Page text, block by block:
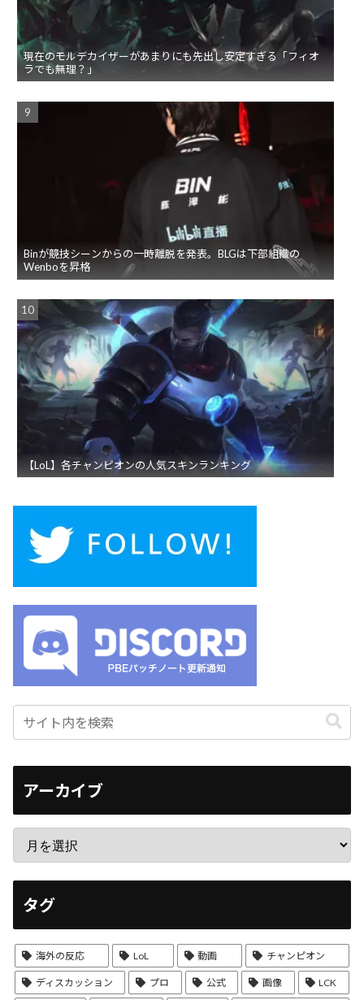
現在のモルデカイザーがあまりにも先出し安定すぎる「フィオ
ラでも無理？」
Binが競技シーンからの一時離脱を発表。BLGは下部組織の
Wenboを昇格
【LoL】各チャンピオンの人気スキンランキング
アーカイブ
タグ
海外の反応 LoL 動画 チャンピオン
ディスカッション プロ 公式 画像 LCK